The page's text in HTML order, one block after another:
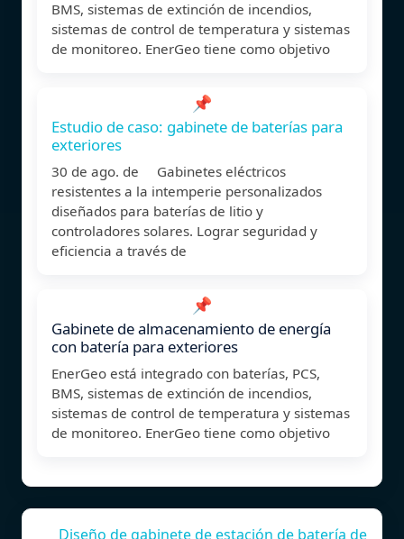
BMS, sistemas de extinción de incendios,
sistemas de control de temperatura y sistemas
de monitoreo. EnerGeo tiene como objetivo
📌
Estudio de caso: gabinete de baterías para
exteriores
30 de ago. de Gabinetes eléctricos
resistentes a la intemperie personalizados
diseñados para baterías de litio y
controladores solares. Lograr seguridad y
eficiencia a través de
📌
Gabinete de almacenamiento de energía
con batería para exteriores
EnerGeo está integrado con baterías, PCS,
BMS, sistemas de extinción de incendios,
sistemas de control de temperatura y sistemas
de monitoreo. EnerGeo tiene como objetivo
Diseño de gabinete de estación de batería de